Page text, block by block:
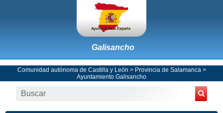
Galisancho
Comunidad autónoma de Castilla y León > Provincia de Salamanca >
Ayuntamiento Galisancho